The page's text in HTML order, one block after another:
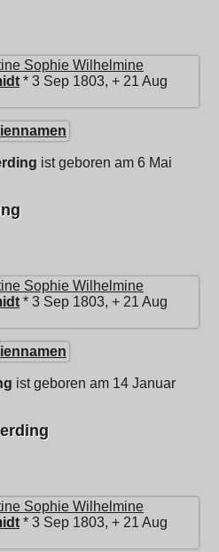
Sophie Wilhelmine
* 3 Sep 1803, + 21 Aug
ist geboren am 6 Mai
Sophie Wilhelmine
* 3 Sep 1803, + 21 Aug
ist geboren am 14 Januar
Sophie Wilhelmine
* 3 Sep 1803, + 21 Aug